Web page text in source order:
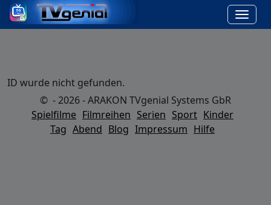
ID wurde nicht gefunden.
© - 2026 - ARAKON TVgenial Systems GbR
Spielfilme Filmreihen Serien Sport Kinder
Tag Abend Blog Impressum Hilfe